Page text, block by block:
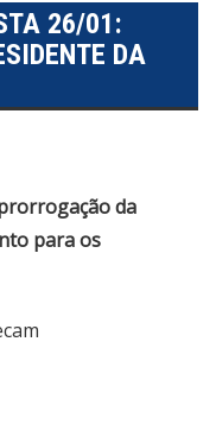
26/01:
DA
da
para os